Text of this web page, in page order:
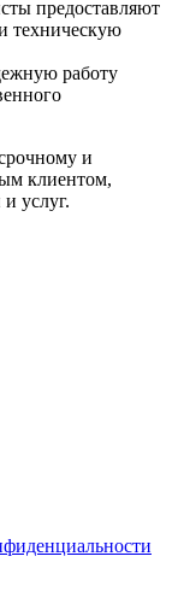
предоставляют
техническую
работу
и
клиентом,
услуг.